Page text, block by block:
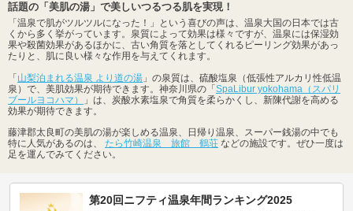
話題の「美肌の湯」で美しいつるつる肌を実現！
「温泉で肌がツルツルになった！」という喜びの声は、温泉大国の日本では古
くから多く挙がっています。泉質によって効果は様々ですが、温泉には保湿効
果や殺菌効果があるほかに、古い角質を落としてくれるピーリング効果があっ
たりと、肌に良い様々な作用を与えてくれます。
「山梨泊まれる温泉 より道の湯 」の泉質は、硫酸塩泉（低張性アルカリ性低温
泉）で、美肌効果が期待できます。神奈川県の「SpaLibur yokohama（スパリ
ブールヨコハマ）
」は、炭酸水素塩泉で角質を柔らかくし、新陳代謝を高める
効果が期待できます。
藤津郡太良町の美肌の湯が楽しめる温泉、日帰り温泉、スーパー銭湯の中でも
特に人気があるのは、 たら竹崎温泉 旅館 鶴荘 などの施設です。ぜひ一度は
足を運んでみてください。
第20回ニフティ温泉年間ランキング2025